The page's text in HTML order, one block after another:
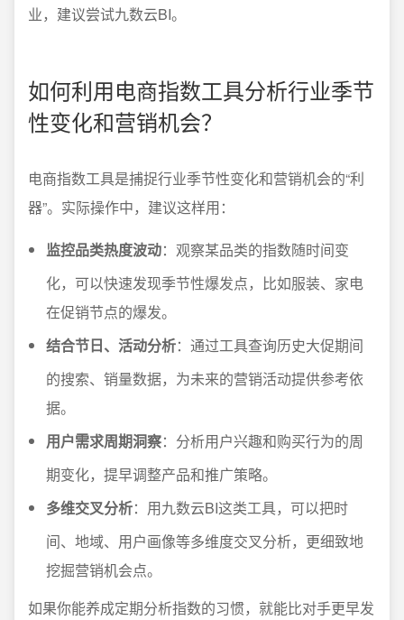
业，建议尝试九数云BI。
如何利用电商指数工具分析行业季节
性变化和营销机会？
电商指数工具是捕捉行业季节性变化和营销机会的“利
器”。实际操作中，建议这样用：
监控品类热度波动：观察某品类的指数随时间变
化，可以快速发现季节性爆发点，比如服装、家电
在促销节点的爆发。
结合节日、活动分析：通过工具查询历史大促期间
的搜索、销量数据，为未来的营销活动提供参考依
据。
用户需求周期洞察：分析用户兴趣和购买行为的周
期变化，提早调整产品和推广策略。
多维交叉分析：用九数云BI这类工具，可以把时
间、地域、用户画像等多维度交叉分析，更细致地
挖掘营销机会点。
如果你能养成定期分析指数的习惯，就能比对手更早发